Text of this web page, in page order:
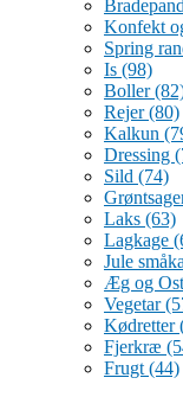
Konfekt
Spring
Is (98)
Boller
Rejer(80)
Kalkun
Dressing
Sild (74)
Laks (63)
Lagkage
Jule
Æg og Ost
Vegetar
Kødretter
Fjerkræ
Frugt (44)